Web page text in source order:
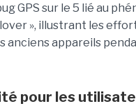
GPS sur le 5 lié au
», illustrant les
anciens appareils
pour les